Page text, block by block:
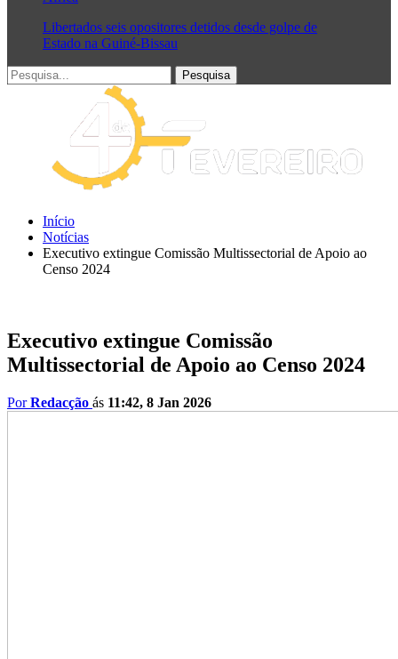
Libertados seis opositores detidos desde golpe de
Estado na Guiné-Bissau
Início
Notícias
Executivo extingue Comissão Multissectorial de Apoio ao
Censo 2024
Executivo extingue Comissão
Multissectorial de Apoio ao Censo 2024
PorRedacção ás 11:42, 8 Jan 2026